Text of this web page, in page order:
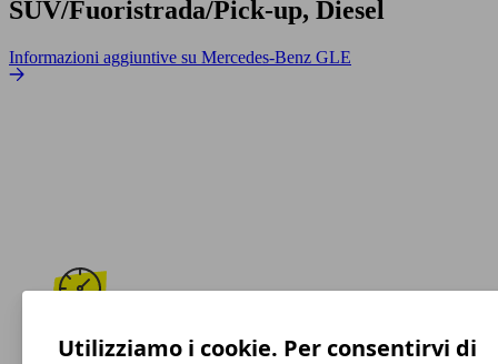
SUV/Fuoristrada/Pick-up, Diesel
Informazioni aggiuntive su Mercedes-Benz GLE
225 km/h
Utilizziamo i cookie. Per consentirvi di